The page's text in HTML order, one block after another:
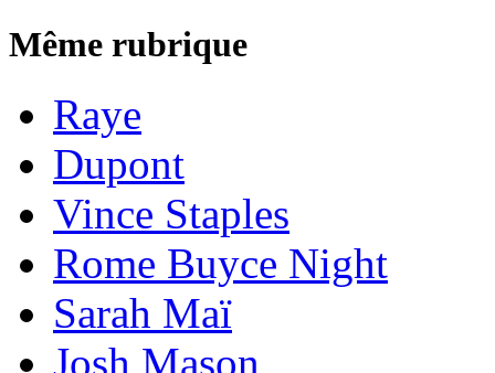
Même rubrique
Raye
Dupont
Vince Staples
Rome Buyce Night
Sarah Maï
Josh Mason